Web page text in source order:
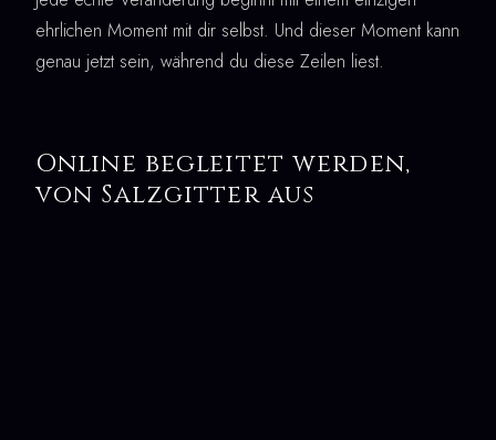
ehrlichen Moment mit dir selbst. Und dieser Moment kann
genau jetzt sein, während du diese Zeilen liest.
Online begleitet werden,
von Salzgitter aus